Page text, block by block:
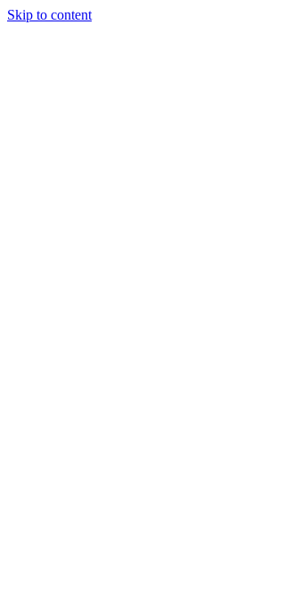
Skip to content